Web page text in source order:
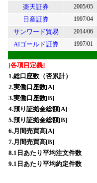
楽天証券 2005/05
日産証券 1997/04
サンワード貿易 2014/06
AIゴールド証券 1997/01
[各項目定義]
1.総口座数（否累計）
2.実働口座数[A]
3.実働口座数[B]
4.預り証拠金総額[A]
5.預り証拠金総額[B]
6.月間売買高[A]
7.月間売買高[B]
8.1日あたり平均注文件数
9.1日あたり平均約定件数